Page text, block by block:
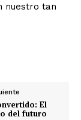
nuestro tan
El
del futuro